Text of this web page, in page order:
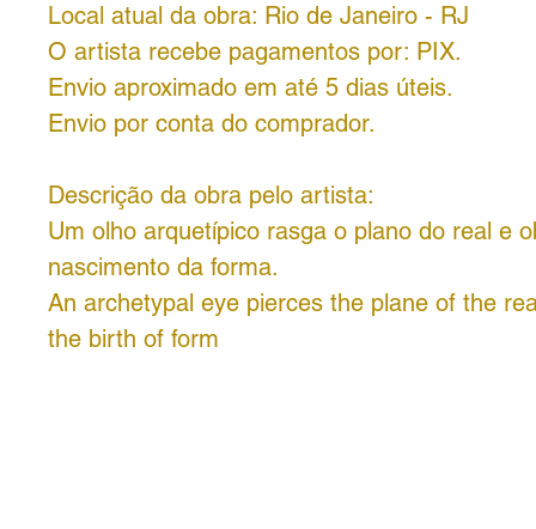
Local atual da obra: Rio de Janeiro - RJ
O artista recebe pagamentos por: PIX.
Envio aproximado em até 5 dias úteis.
Envio por conta do comprador.
Descrição da obra pelo artista:
Um olho arquetípico rasga o plano do real e
nascimento da forma.
An archetypal eye pierces the plane of the
the birth of form